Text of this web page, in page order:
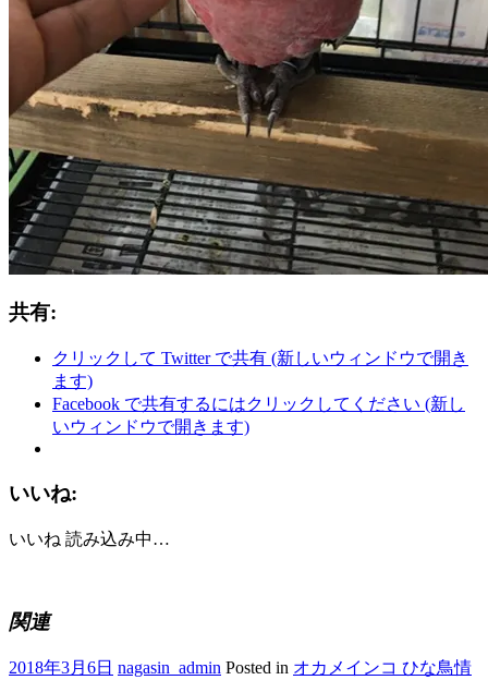
共有:
クリックして Twitter で共有 (新しいウィンドウで開き
ます)
Facebook で共有するにはクリックしてください (新し
いウィンドウで開きます)
いいね:
いいね 読み込み中…
関連
2018年3月6日 nagasin_admin Posted in オカメインコ ひな鳥情